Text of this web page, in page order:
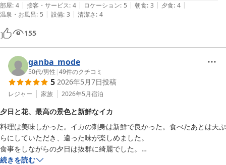
イカのゲソは天ぷらと塩焼きにしてもらいとっても美味しかったです。
サワーを2杯飲んだんですがいい具合にに酔っ払って部屋に戻ったら速
攻寝てしまいました。
部屋: 4 | 接客・サービス: 4 | ロケーション: 5 | 朝食: 3 | 夕食: 4 |
温泉・お風呂: 5 | 設備: 3 | 清潔さ: 4
155
ganba_mode
50代/男性 |49件のクチコミ
5 2026年5月7日投稿
レジャー 家族 2026年5月宿泊
夕日と花、最高の景色と新鮮なイカ
料理は美味しかった。イカの刺身は新鮮で良かった。食べたあとは天ぷ
らにしていただき、違った味が楽しめました。
食事をしながらの夕日は抜群に綺麗でした。
お花も綺麗に咲いていて、とてもいやされました。
続きを読む